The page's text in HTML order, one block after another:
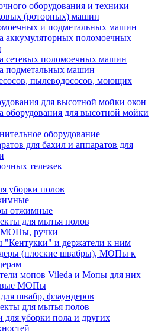
оборудования и техники
(роторных) машин
и подметальных машин
аккумуляторных поломоечных
сетевых поломоечных машин
подметальных машин
пылеводососов, моющих
для высотной мойки окон
оборудования для высотной мойки
оборудование
для бахил и аппаратов для
тележек
уборки полов
отжимные
для мытья полов
МОПы, ручки
и держатели к ним
(плоские швабры), МОПы к
мопов Vileda и Мопы для них
МОПы
швабр, флаундеров
для мытья полов
для уборки пола и других